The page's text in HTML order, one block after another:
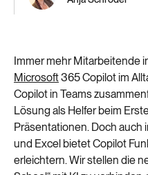
Immer mehr Mitarbeitende
Microsoft365 Copilot im
Copilot in Teams
Lösung als Helfer beim
Präsentationen. Doch auch
und Excel bietet Copilot
erleichtern. Wir stellen die